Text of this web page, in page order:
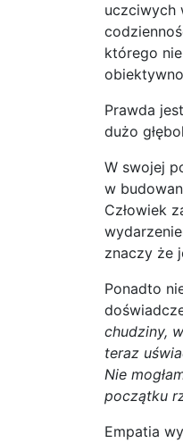
uczciwych
którego
Prawda
dużo
W swojej
w
Człowiek
znaczy że
Ponadto
chudziny,
teraz
Nie
początku
Empatia